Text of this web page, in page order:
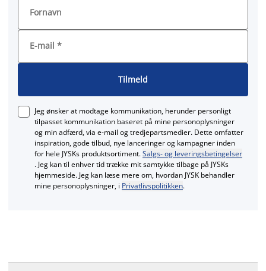
Fornavn
E-mail *
Tilmeld
Jeg ønsker at modtage kommunikation, herunder personligt
tilpasset kommunikation baseret på mine personoplysninger
og min adfærd, via e‑mail og tredjepartsmedier. Dette omfatter
inspiration, gode tilbud, nye lanceringer og kampagner inden
for hele JYSKs produktsortiment.Salgs- og leveringsbetingelser
. Jeg kan til enhver tid trække mit samtykke tilbage på JYSKs
hjemmeside. Jeg kan læse mere om, hvordan JYSK behandler
mine personoplysninger, i Privatlivspolitikken.